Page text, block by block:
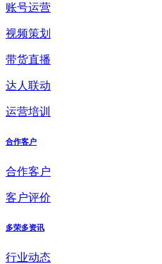
账号运营
视频策划
带货直播
达人联动
运营培训
合作客户
合作客户
客户评价
多荣多资讯
行业动态